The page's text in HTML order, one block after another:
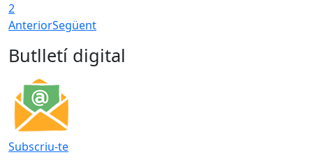
2
AnteriorSegüent
Butlletí digital
Subscriu-te